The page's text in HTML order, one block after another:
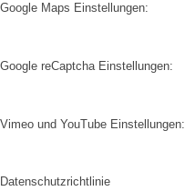
Google Maps Einstellungen:
Google reCaptcha Einstellungen:
Vimeo und YouTube Einstellungen:
Datenschutzrichtlinie